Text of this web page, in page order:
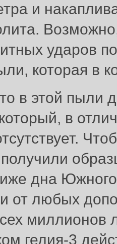
и
ударов
которая в
то в этой
в
дна
любых
миллионов
гелия-3
сбросу